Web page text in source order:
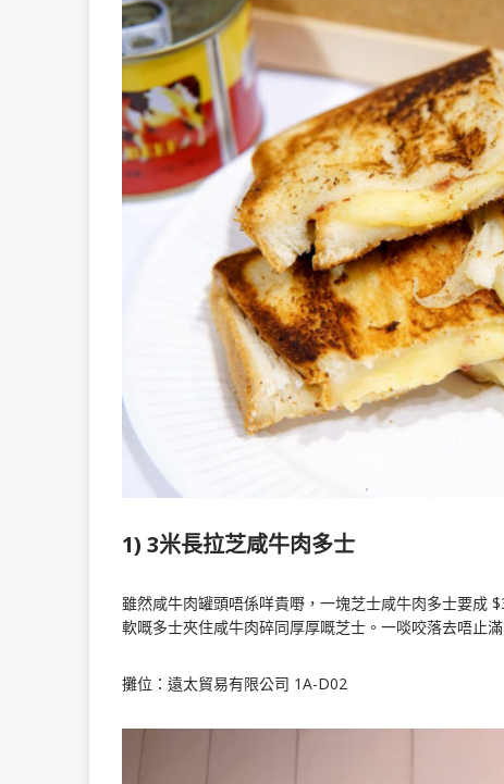
1) 3米長拉芝咸牛肉多士
雖然咸牛肉罐頭唔係咩貴嘢，一塊芝士咸牛肉多士要成
軟嘅多士夾住咸牛肉碎同厚厚嘅芝士。一啖咬落去唔止
攤位：遠太貿易有限公司 1A-D02